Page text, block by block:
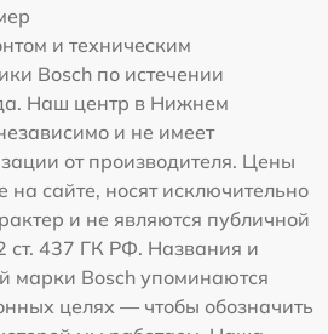
и техническим
Bosch по истечении
Наш центр в Нижнем
и не имеет
от производителя. Цены
на сайте, носят исключительно
и не являются публичной
ст. 437 ГК РФ. Названия и
марки Bosch упоминаются
целях — чтобы обозначить